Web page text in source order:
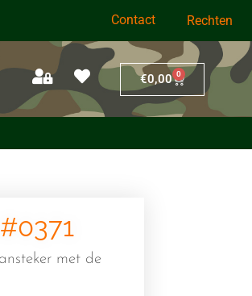
Contact Rechten
€0,00 0
met de